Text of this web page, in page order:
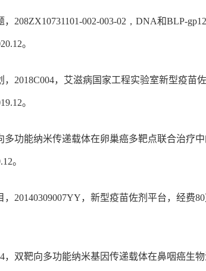
208ZX10731101-002-003-02， DNA和BLP-
。
2018C004，艾滋病国家工程实验室新型疫苗
。
功能纳米传递载体在卵巢癌多靶点联合治疗
。
20140309007YY，新型疫苗佐剂平台，经费
，双靶向多功能纳米基因传递载体在鼻咽癌生